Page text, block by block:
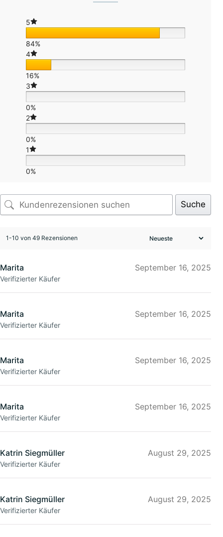
5
84%
4
16%
3
0%
2
0%
1
0%
Suche
1-10 von 49 Rezensionen
Marita
Verifizierter Käufer
September 16, 2025
Marita
Verifizierter Käufer
September 16, 2025
Marita
Verifizierter Käufer
September 16, 2025
Marita
Verifizierter Käufer
September 16, 2025
Katrin Siegmüller
Verifizierter Käufer
August 29, 2025
Katrin Siegmüller
Verifizierter Käufer
August 29, 2025